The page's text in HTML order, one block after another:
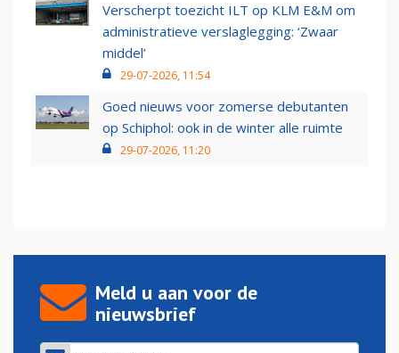
Verscherpt toezicht ILT op KLM E&M om
administratieve verslaglegging: ‘Zwaar
middel’
29-07-2026, 11:54
Goed nieuws voor zomerse debutanten
op Schiphol: ook in de winter alle ruimte
29-07-2026, 11:20
Meld u aan voor de
nieuwsbrief